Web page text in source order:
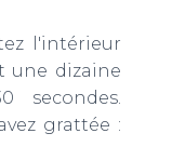
l'intérieur
une dizaine
secondes.
grattée :